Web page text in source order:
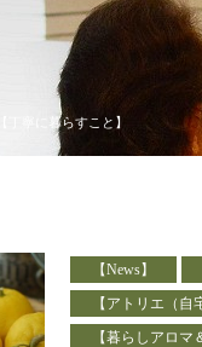
【丁寧に暮らすこと】
【News】
【アトリエ（自
【暮らしアロマ